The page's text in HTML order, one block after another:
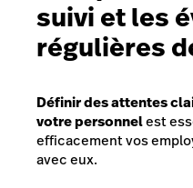
suivi et les
régulières
Définir des attentes
votre personnelest
efficacement vos
avec eux.